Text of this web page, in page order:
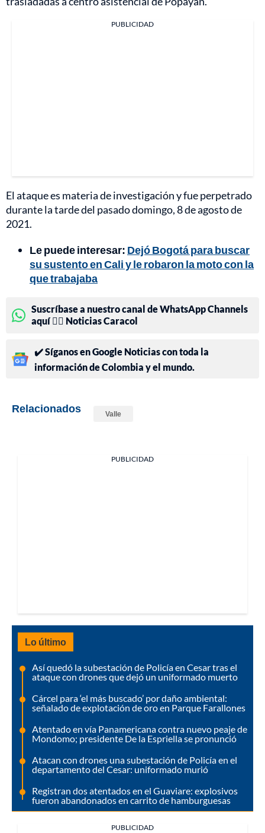
PUBLICIDAD
El ataque es materia de investigación y fue perpetrado
durante la tarde del pasado domingo, 8 de agosto de
2021.
Le puede interesar: Dejó Bogotá para buscar
su sustento en Cali y le robaron la moto con la
que trabajaba
Suscríbase a nuestro canal de WhatsApp Channels
aquí 👉🏻 Noticias Caracol
✔️ Síganos en Google Noticias con toda la
información de Colombia y el mundo.
Relacionados Valle
PUBLICIDAD
Lo último
Así quedó la subestación de Policía en Cesar tras el
ataque con drones que dejó un uniformado muerto
Cárcel para ‘el más buscado’ por daño ambiental:
señalado de explotación de oro en Parque Farallones
Atentado en vía Panamericana contra nuevo peaje de
Mondomo; presidente De la Espriella se pronunció
Atacan con drones una subestación de Policía en el
departamento del Cesar: uniformado murió
Registran dos atentados en el Guaviare: explosivos
fueron abandonados en carrito de hamburguesas
PUBLICIDAD